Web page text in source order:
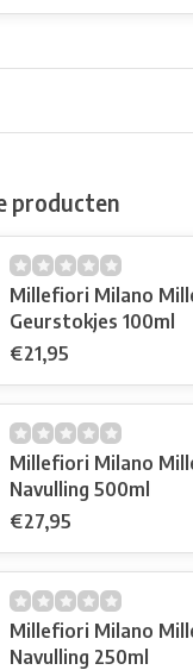
producten
Millefiori Milano Millefiori Cold Water
Geurstokjes 100ml
€21,95
Millefiori Milano Millefiori Cold Water
Navulling 500ml
€27,95
Millefiori Milano Millefiori Cold Water
Navulling 250ml